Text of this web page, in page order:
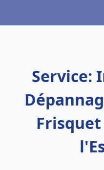
Service: